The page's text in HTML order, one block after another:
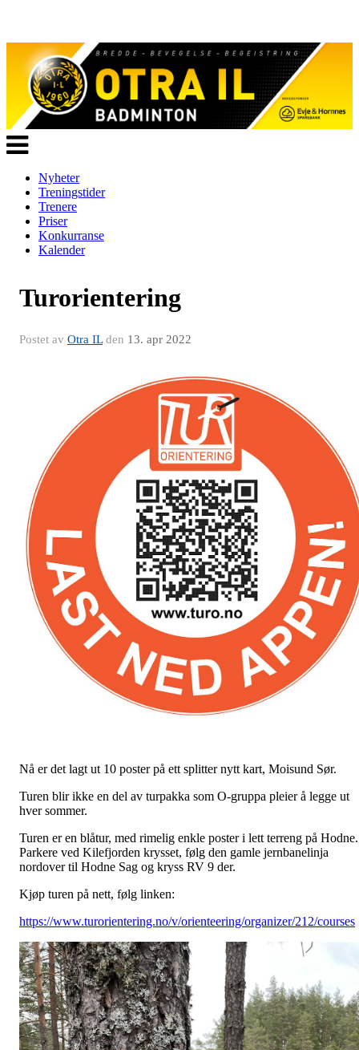
Veksle
navigasjon
Nyheter
Treningstider
Trenere
Priser
Konkurranse
Kalender
Turorientering
Postet av Otra ILden 13. apr 2022
Nå er det lagt ut 10 poster på ett splitter nytt kart, Moisund Sør.
Turen blir ikke en del av turpakka som O-gruppa pleier å legge ut
hver sommer.
Turen er en blåtur, med rimelig enkle poster i lett terreng på Hodne.
Parkere ved Kilefjorden krysset, følg den gamle jernbanelinja
nordover til Hodne Sag og kryss RV 9 der.
Kjøp turen på nett, følg linken:
https://www.turorientering.no/v/orienteering/organizer/212/courses